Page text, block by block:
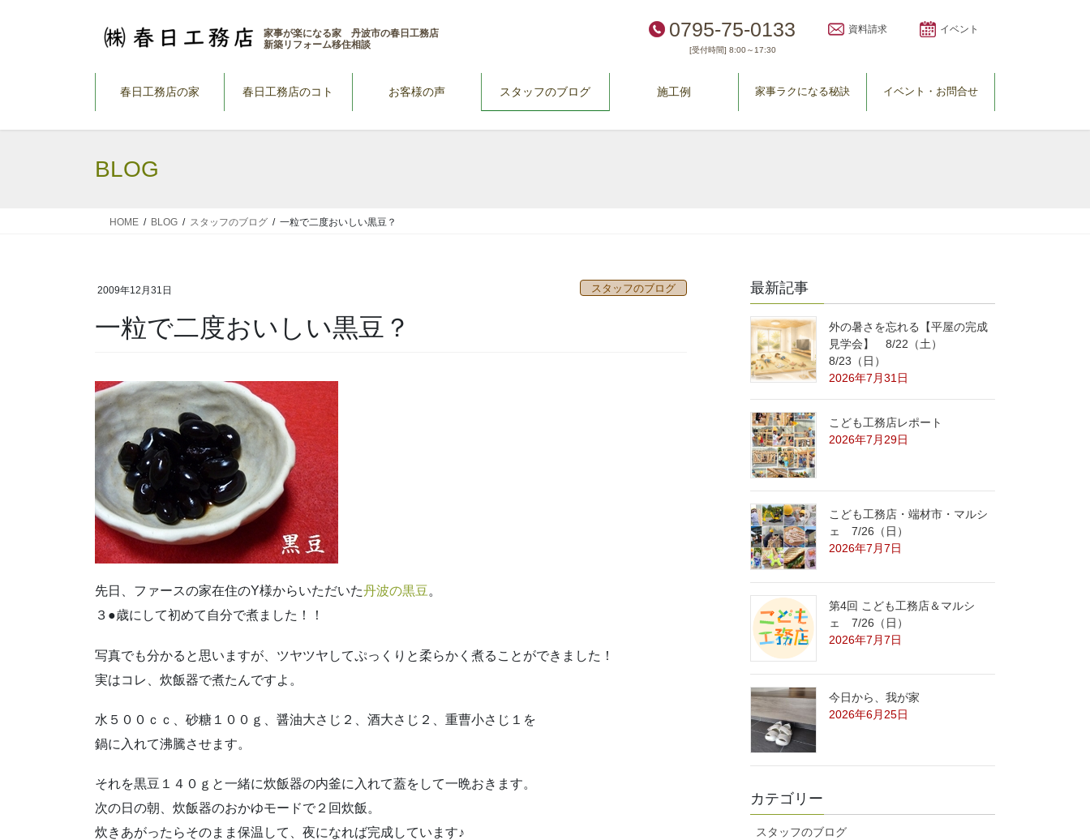
家事が楽になる家 丹波市の春日工務店
新築リフォーム移住相談
0795-75-0133
[受付時間] 8:00～17:30
資料請求 イベント
春日工務店の家 春日工務店のコト お客様の声 スタッフのブログ 施工例 家事ラクになる秘訣 イベント・お問合せ
BLOG
HOME BLOG スタッフのブログ 一粒で二度おいしい黒豆？
2009年12月31日 スタッフのブログ
一粒で二度おいしい黒豆？
先日、ファースの家在住のY様からいただいた丹波の黒豆。
３●歳にして初めて自分で煮ました！！
写真でも分かると思いますが、ツヤツヤしてぷっくりと柔らかく煮ることができました！
実はコレ、炊飯器で煮たんですよ。
水５００ｃｃ、砂糖１００ｇ、醤油大さじ２、酒大さじ２、重曹小さじ１を
鍋に入れて沸騰させます。
それを黒豆１４０ｇと一緒に炊飯器の内釜に入れて蓋をして一晩おきます。
次の日の朝、炊飯器のおかゆモードで２回炊飯。
炊きあがったらそのまま保温して、夜になれば完成しています♪
最新記事
外の暑さを忘れる【平屋の完成
見学会】 8/22（土）
8/23（日）
2026年7月31日
こども工務店レポート
2026年7月29日
こども工務店・端材市・マルシ
ェ 7/26（日）
2026年7月7日
第4回 こども工務店＆マルシ
ェ 7/26（日）
2026年7月7日
今日から、我が家
2026年6月25日
カテゴリー
スタッフのブログ